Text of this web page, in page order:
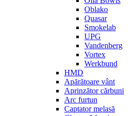
Oblako
Quasar
Smokelab
UPG
Vandenberg
Vortex
Werkbund
HMD
Apărătoare vânt
Aprinzător cărbuni
Arc furtun
Captator melasă